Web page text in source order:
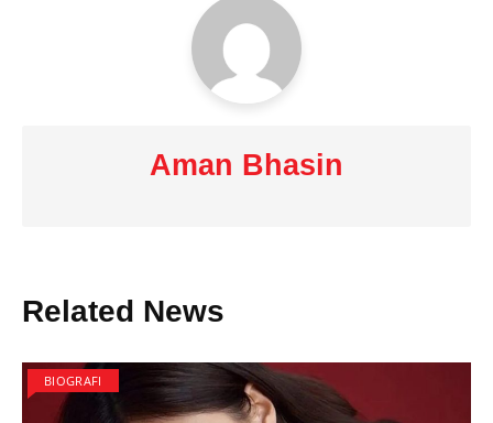
Aman Bhasin
Related News
BIOGRAFI